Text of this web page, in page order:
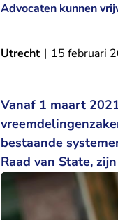
Advocaten kunnen
Utrecht | 15 februari
Vanaf 1 maart
bestaande
Raad van State,